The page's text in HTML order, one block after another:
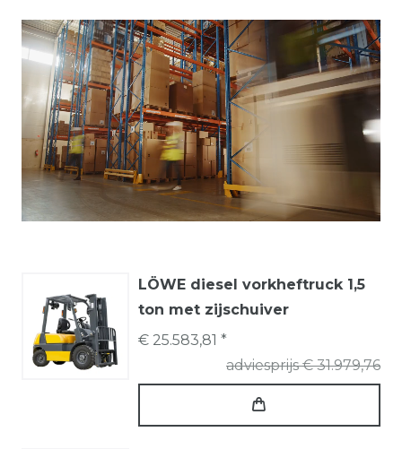
LÖWE diesel vorkheftruck 1,5
ton met zijschuiver
adviesprijs € 31.979,76
€ 25.583,81 *